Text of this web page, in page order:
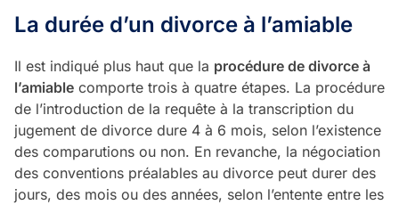
La durée d’un divorce à l’amiable
Il est indiqué plus haut que la procédure de divorce à
l’amiable comporte trois à quatre étapes. La procédure
de l’introduction de la requête à la transcription du
jugement de divorce dure 4 à 6 mois, selon l’existence
des comparutions ou non. En revanche, la négociation
des conventions préalables au divorce peut durer des
jours, des mois ou des années, selon l’entente entre les